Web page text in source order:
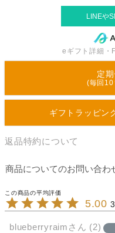
eギフト詳細・
定
(毎回10
ギフトラッピン
返品特約について
商品についてのお問い合わ
5.00 3
blueberryraim 2